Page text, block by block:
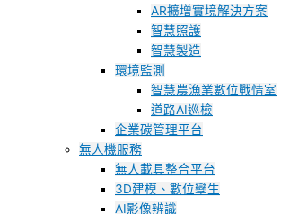
AR擴增實境解決方案
智慧照護
智慧製造
環境監測
智慧農漁業數位戰情室
道路AI巡檢
企業碳管理平台
無人機服務
無人載具整合平台
3D建模、數位孿生
AI影像辨識